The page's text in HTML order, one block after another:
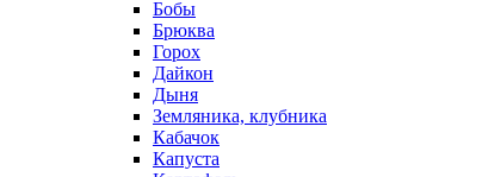
Бобы
Брюква
Горох
Дайкон
Дыня
Земляника, клубника
Кабачок
Капуста